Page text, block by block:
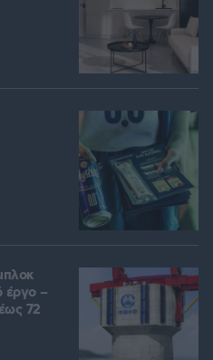
έργο –
72